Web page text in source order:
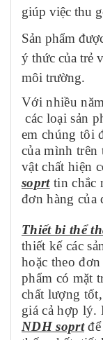
giúp việc thu
Sản phẩm
ý thức của trẻ
môi trường.
Với nhiều
các loại sản
em chúng tôi
của mình
vật chất hiện
soprttin chắc
đơn hàng của
Thiết bi thể
thiết kế các
hoặc theo
phẩm có mặt
chất lượng
giá cả hợp lý.
NDH soprt